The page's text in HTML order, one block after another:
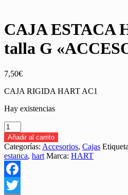
CAJA ESTACA
talla G
7,50€
CAJA RIGIDA HART AC1
Hay existencias
CAJA
ESTACA
HART
AC1
talla
G
"ACCESORIOS"
cantidad
Añadir al carrito
Categorías: Accesorios, Cajas
estanca, hart Marca: HART
Facebook